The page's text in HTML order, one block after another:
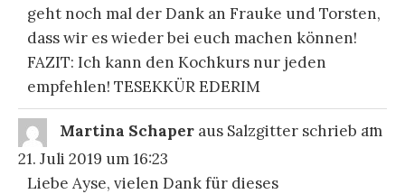
geht noch mal der Dank an Frauke und Torsten,
dass wir es wieder bei euch machen können!
FAZIT: Ich kann den Kochkurs nur jeden
empfehlen! TESEKKÜR EDERIM
Martina Schaper aus Salzgitter schrieb am
21. Juli 2019 um16:23
Liebe Ayse, vielen Dank für dieses
...